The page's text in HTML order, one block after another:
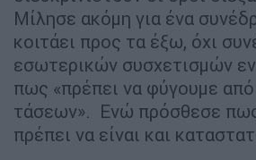
Μίλησε ακόμη για ένα
κοιτάει προς τα έξω, όχι
εσωτερικών συσχετισμών
πως «πρέπει να φύγουμε
τάσεων». Ενώ πρόσθεσε
πρέπει να είναι και